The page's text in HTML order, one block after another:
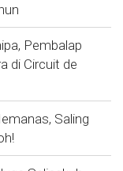
Pembalap
di Circuit de
Saling